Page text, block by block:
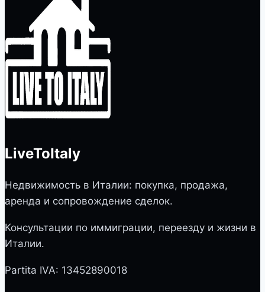
LiveToItaly
Недвижимость в Италии: покупка, продажа,
аренда и сопровождение сделок.
Консультации по иммиграции, переезду и жизни в
Италии.
Partita IVA: 13452890018